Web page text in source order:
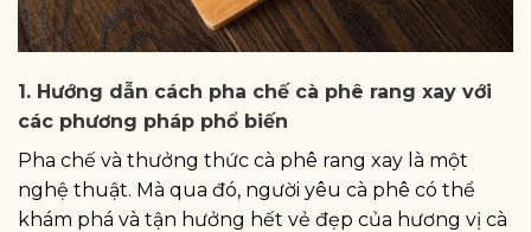
1. Hướng dẫn cách pha chế cà phê rang xay với
các phương pháp phổ biến
Pha chế và thưởng thức cà phê rang xay là một
nghệ thuật. Mà qua đó, người yêu cà phê có thể
khám phá và tận hưởng hết vẻ đẹp của hương vị cà